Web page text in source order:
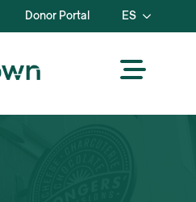
Donor Portal ES